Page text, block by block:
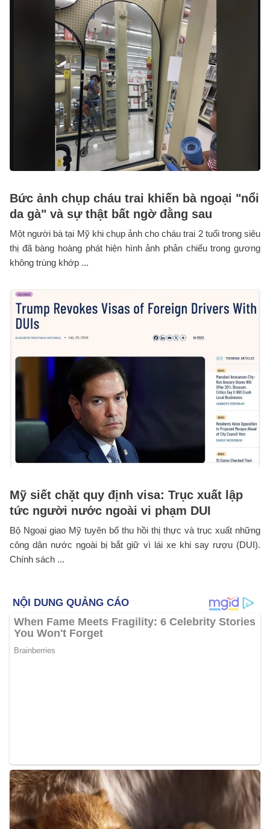
Bức ảnh chụp cháu trai khiến bà ngoại "nổi
da gà" và sự thật bất ngờ đằng sau
Một người bà tại Mỹ khi chụp ảnh cho cháu trai 2 tuổi trong siêu
thị đã bàng hoàng phát hiện hình ảnh phản chiếu trong gương
không trùng khớp ...
Mỹ siết chặt quy định visa: Trục xuất lập
tức người nước ngoài vi phạm DUI
Bộ Ngoại giao Mỹ tuyên bố thu hồi thị thực và trục xuất những
công dân nước ngoài bị bắt giữ vì lái xe khi say rượu (DUI).
Chính sách ...